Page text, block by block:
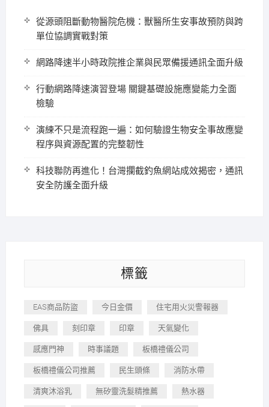
從源頭阻斷動物醫院危機：獸醫所生安事故預防與跨
單位協調實戰對策
網路降速半小時政院推企業與民眾備援通訊全面升級
行動網路降速演習登場 關鍵基礎設施應變能力全面
檢驗
演練不只是流程跑一遍：如何驗證生物安全事故應變
程序與資源配置的完整韌性
科技聯防再進化！台灣攔截釣魚網站成效揭密，通訊
安全防護全面升級
標籤
EAS商品防盜 今日金價 住宅用火災警報器
佛具 刻印章 印章 天氣變化
感應門神 時事議題 板橋禮儀公司
板橋禮儀公司推薦 民生頭條 消防水帶
清爽沐浴乳 無矽靈洗髮精推薦 熱水器